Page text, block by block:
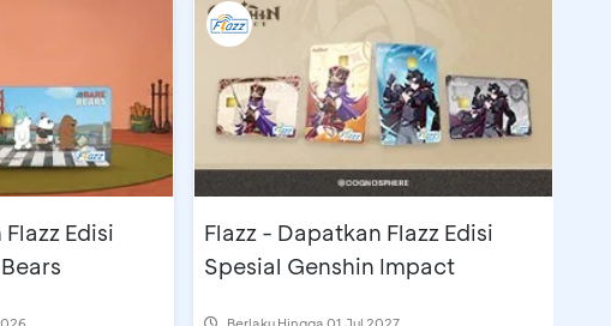
Edisi
Flazz - Dapatkan Flazz Edisi
Spesial Genshin Impact